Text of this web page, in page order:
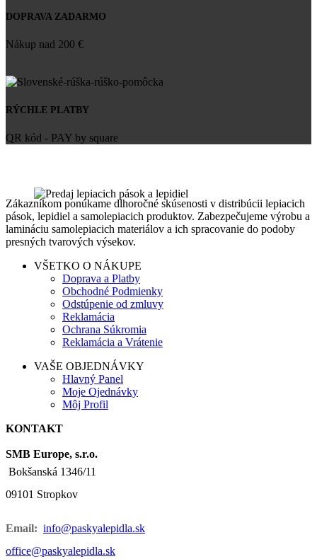
DOPRAVA ZADARMO
Nákup nad 200 €
RÝCHLE PLATBY
QR kód - PAY by square
Zákazníkom ponúkame dlhoročné skúsenosti v distribúcii lepiacich
pások, lepidiel a samolepiacich produktov. Zabezpečujeme výrobu a
lamináciu samolepiacich materiálov a ich spracovanie do podoby
presných tvarových výsekov.
VŠETKO O NÁKUPE
Doprava a Platby
Obchodné Podmienky
Odstúpenie od zmluvy
Reklamácia
Ochrana Súkromia
Reklamácia a Vrátenie
VAŠE OBJEDNÁVKY
Hlavný Panel
Moje Ojednávky
Môj Profil
KONTAKT
SMB Europe, s.r.o.
Bokšanská 1346/11
09101 Stropkov
Email: info@paskyalepidla.sk
office@paskyalepidla.sk